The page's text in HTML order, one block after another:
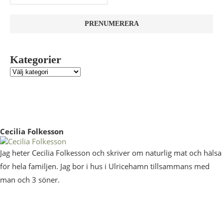
Kategorier
Cecilia Folkesson
Jag heter Cecilia Folkesson och skriver om naturlig mat och hälsa
för hela familjen. Jag bor i hus i Ulricehamn tillsammans med
man och 3 söner.